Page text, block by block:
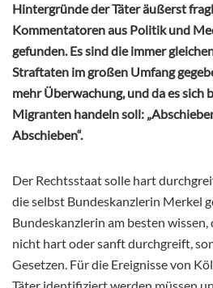
Hintergründe der Täter äußerst
Kommentatoren aus Politik und
gefunden. Es sind die immer
Straftaten im großen Umfang
mehr Überwachung, und da es sich
Migranten handeln soll:
Abschieben“.
Der Rechtsstaat solle hart
die selbst Bundeskanzlerin Merkel
Bundeskanzlerin am besten wissen,
nicht hart oder sanft durchgreift,
Gesetzen. Für die Ereignisse von